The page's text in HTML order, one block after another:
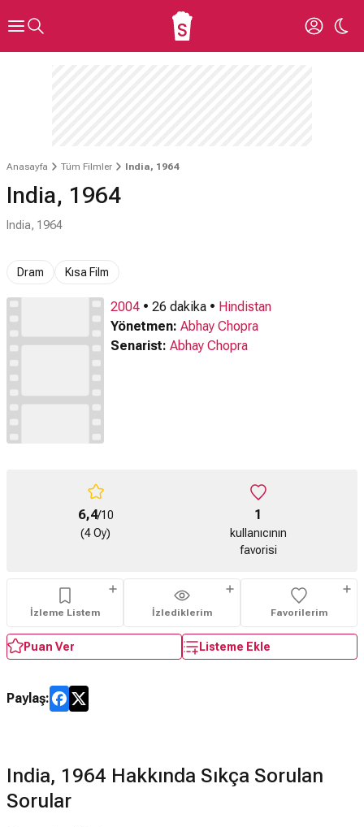
Anasayfa Tüm Filmler India, 1964
India, 1964
India, 1964
Dram Kısa Film
2004 • 26 dakika • Hindistan
Yönetmen: Abhay Chopra
Senarist: Abhay Chopra
6,4/10
(4 Oy)
1
kullanıcının
favorisi
İzleme Listem İzlediklerim Favorilerim
Puan Ver Listeme Ekle
Paylaş:
India, 1964 Hakkında Sıkça Sorulan
Sorular